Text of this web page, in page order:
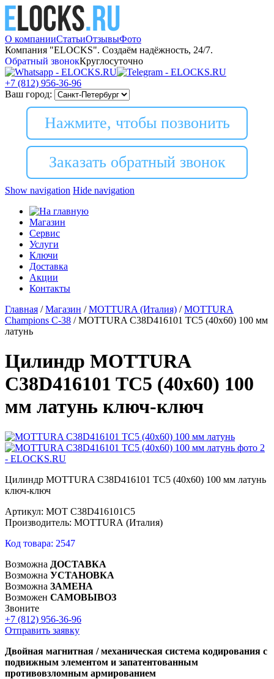
О компанииСтатьиОтзывыФото
Компания "ELOCKS". Создаём надёжность, 24/7.
Обратный звонокКруглосуточно
+7 (812) 956-36-96
Ваш город:
Нажмите, чтобы позвонить
Заказать обратный звонок
Show navigation Hide navigation
Магазин
Сервис
Услуги
Ключи
Доставка
Акции
Контакты
Главная /Магазин /MOTTURA (Италия) /MOTTURA
Champions C-38 /MOTTURA C38D416101 TC5 (40х60) 100 мм
латунь
Цилиндр MOTTURA
C38D416101 TC5 (40х60) 100
мм латунь ключ-ключ
Цилиндр MOTTURA C38D416101 TC5 (40х60) 100 мм латунь
ключ-ключ
Артикул: MOT C38D416101C5
Производитель: MOTTURA (Италия)
Код товара: 2547
Возможна ДОСТАВКА
Возможна УСТАНОВКА
Возможна ЗАМЕНА
Возможен САМОВЫВОЗ
Звоните
+7 (812) 956-36-96
Отправить заявку
Двойная магнитная / механическая система кодирования с
подвижным элементом и запатентованным
противовзломным армированием